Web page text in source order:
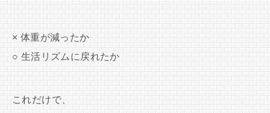
× 体重が減ったか
○ 生活リズムに戻れたか
これだけで、